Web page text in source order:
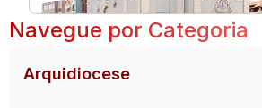
Navegue por Categoria
Arquidiocese